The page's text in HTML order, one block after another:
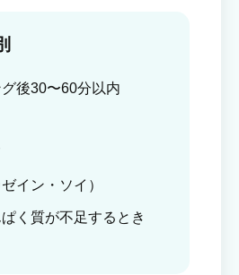
グ後30〜60分以内
イン・ソイ）
く質が不足するとき